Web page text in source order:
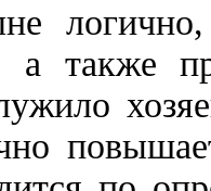
а также